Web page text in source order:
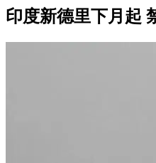
印度新德里下月起